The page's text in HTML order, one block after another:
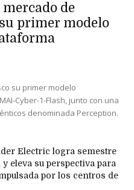
de
primer modelo
su primer modelo
Cyber-1-Flash, junto con una
denominada Perception.
Electric logra semestre
eleva su perspectiva para
por los centros de